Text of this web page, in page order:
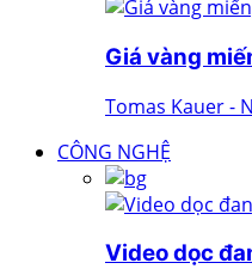
Giá vàng
Tomas Kauer -
CÔNG NGHỆ
Video dọc